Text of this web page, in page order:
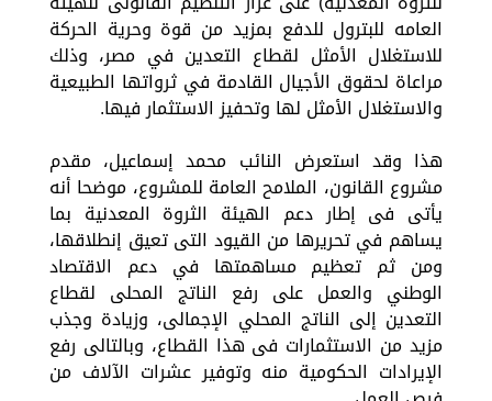
العامه للبترول للدفع بمزيد من قوة وحرية الحركة
للاستغلال الأمثل لقطاع التعدين في مصر، وذلك
مراعاة لحقوق الأجيال القادمة في ثرواتها الطبيعية
والاستغلال الأمثل لها وتحفيز الاستثمار فيها.
هذا وقد استعرض النائب محمد إسماعيل، مقدم
مشروع القانون، الملامح العامة للمشروع، موضحا أنه
يأتى فى إطار دعم الهيئة الثروة المعدنية بما
يساهم في تحريرها من القيود التى تعيق إنطلاقها،
ومن ثم تعظيم مساهمتها في دعم الاقتصاد
الوطني والعمل على رفع الناتج المحلى لقطاع
التعدين إلى الناتج المحلي الإجمالى، وزيادة وجذب
مزيد من الاستثمارات فى هذا القطاع، وبالتالى رفع
الإيرادات الحكومية منه وتوفير عشرات الآلاف من